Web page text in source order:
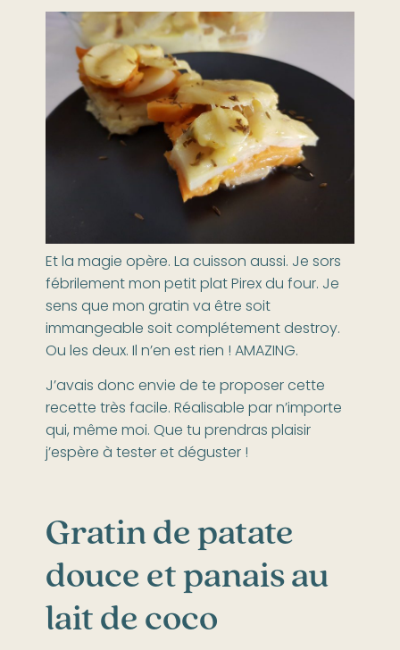
Et la magie opère. La cuisson aussi. Je sors
fébrilement mon petit plat Pirex du four. Je
sens que mon gratin va être soit
immangeable soit complétement destroy.
Ou les deux. Il n’en est rien ! AMAZING.
J’avais donc envie de te proposer cette
recette très facile. Réalisable par n’importe
qui, même moi. Que tu prendras plaisir
j’espère à tester et déguster !
Gratin de patate
douce et panais au
lait de coco